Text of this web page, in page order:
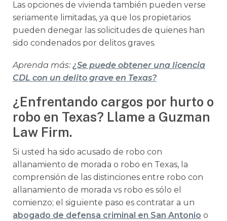
Las opciones de vivienda también pueden verse
seriamente limitadas, ya que los propietarios
pueden denegar las solicitudes de quienes han
sido condenados por delitos graves.
Aprenda más: ¿Se puede obtener una licencia
CDL con un delito grave en Texas?
¿Enfrentando cargos por hurto o
robo en Texas? Llame a Guzman
Law Firm.
Si usted ha sido acusado de robo con
allanamiento de morada o robo en Texas, la
comprensión de las distinciones entre robo con
allanamiento de morada vs robo es sólo el
comienzo; el siguiente paso es contratar a un
abogado de defensa criminal en San Antonio o